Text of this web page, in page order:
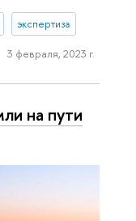
экспертиза
3 февраля, 2023 г.
на пути